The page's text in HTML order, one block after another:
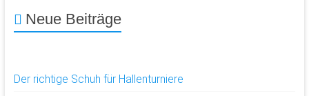
Neue Beiträge
Der richtige Schuh für Hallenturniere